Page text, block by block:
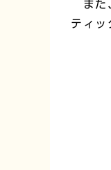
また
ティッ